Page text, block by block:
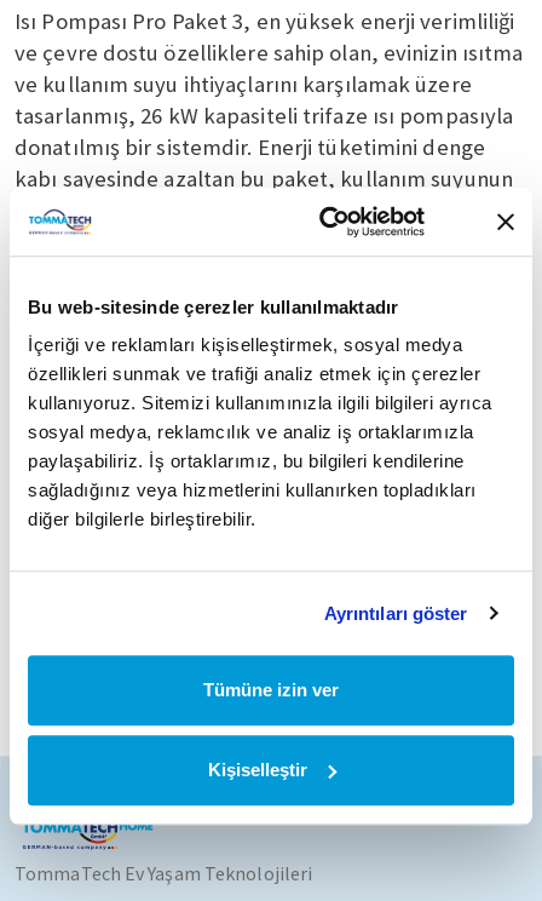
Bu web-sitesinde çerezler kullanılmaktadır
İçeriği ve reklamları kişiselleştirmek, sosyal medya
özellikleri sunmak ve trafiği analiz etmek için çerezler
kullanıyoruz. Sitemizi kullanımınızla ilgili bilgileri ayrıca
sosyal medya, reklamcılık ve analiz iş ortaklarımızla
paylaşabiliriz. İş ortaklarımız, bu bilgileri kendilerine
sağladığınız veya hizmetlerini kullanırken topladıkları
diğer bilgilerle birleştirebilir.
Ayrıntıları göster
Tümüne izin ver
Kişiselleştir
Isı Pompası Pro Paket 3, en yüksek enerji verimliliği
ve çevre dostu özelliklere sahip olan, evinizin ısıtma
ve kullanım suyu ihtiyaçlarını karşılamak üzere
tasarlanmış, 26 kW kapasiteli trifaze ısı pompasıyla
donatılmış bir sistemdir. Enerji tüketimini denge
kabı sayesinde azaltan bu paket, kullanım suyunun
temiz kalmasını garantiler ve böylece evinizin
konforunu artırırken karbon ayak izinizi de önemli
Isı Pompası Pro Paket 3, modern teknolojiyi evinizin
konforu ile birleştirir. 26 kW kapasiteli güçlü trifaze
ısı pompası sayesinde, büyük mekanların dahi etkili
bir şekilde ısıtılmasını sağlar. Manyetik tortu tutucu
ve hava ayrıştırıcı gibi özelliklerle donatılmış olan
bu sistem, kullanım suyunun her zaman temiz
kalmasını sağlar. Enerji tüketimini dengeleyen kabı
konfor seviyesini maksimuma çıkarır.
TommaTech Ev Yaşam Teknolojileri